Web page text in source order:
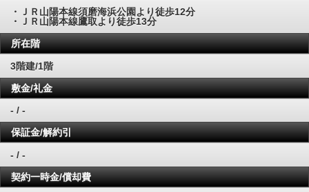
・ＪＲ山陽本線須磨海浜公園より徒歩12分
・ＪＲ山陽本線鷹取より徒歩13分
所在階
3階建/1階
敷金/礼金
- / -
保証金/解約引
- / -
契約一時金/償却費